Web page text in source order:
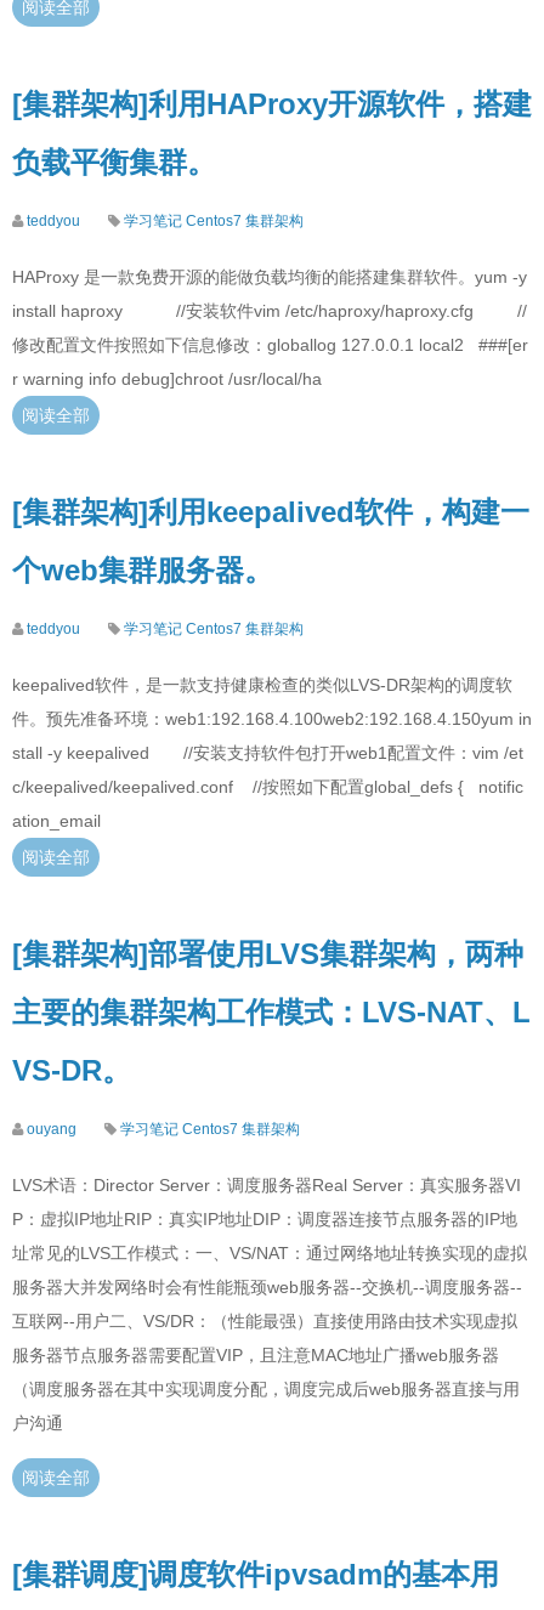
阅读全部
[集群架构]利用HAProxy开源软件，搭建
负载平衡集群。
teddyou 学习笔记 Centos7 集群架构
HAProxy 是一款免费开源的能做负载均衡的能搭建集群软件。yum -y
install haproxy //安装软件vim /etc/haproxy/haproxy.cfg //
修改配置文件按照如下信息修改：globallog 127.0.0.1 local2 ###[er
r warning info debug]chroot /usr/local/ha
阅读全部
[集群架构]利用keepalived软件，构建一
个web集群服务器。
teddyou 学习笔记 Centos7 集群架构
keepalived软件，是一款支持健康检查的类似LVS-DR架构的调度软
件。预先准备环境：web1:192.168.4.100web2:192.168.4.150yum in
stall -y keepalived //安装支持软件包打开web1配置文件：vim /et
c/keepalived/keepalived.conf //按照如下配置global_defs { notific
ation_email
阅读全部
[集群架构]部署使用LVS集群架构，两种
主要的集群架构工作模式：LVS-NAT、L
VS-DR。
ouyang 学习笔记 Centos7 集群架构
LVS术语：Director Server：调度服务器Real Server：真实服务器VI
P：虚拟IP地址RIP：真实IP地址DIP：调度器连接节点服务器的IP地
址常见的LVS工作模式：一、VS/NAT：通过网络地址转换实现的虚拟
服务器大并发网络时会有性能瓶颈web服务器--交换机--调度服务器--
互联网--用户二、VS/DR：（性能最强）直接使用路由技术实现虚拟
服务器节点服务器需要配置VIP，且注意MAC地址广播web服务器
（调度服务器在其中实现调度分配，调度完成后web服务器直接与用
户沟通
阅读全部
[集群调度]调度软件ipvsadm的基本用